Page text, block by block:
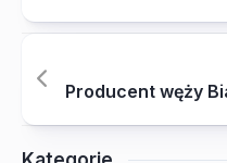
Producent węży